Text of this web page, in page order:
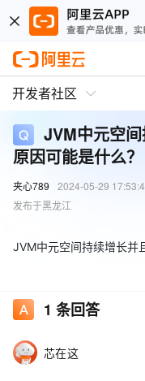
开发者社区
JVM中元空
原因可能是什么？
夹心789 2024-05-29
发布于黑龙江
JVM中元空间持续增长并
1 条回答
芯在这